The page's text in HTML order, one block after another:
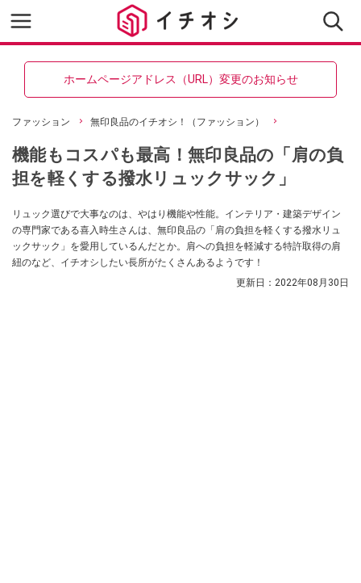
ホームページアドレス（URL）変更のお知らせ
ファッション 無印良品のイチオシ！（ファッション）
機能もコスパも最高！無印良品の「肩の負
担を軽くする撥水リュックサック」
リュック選びで大事なのは、やはり機能や性能。インテリア・建築デザイン
の専門家である喜入時生さんは、無印良品の「肩の負担を軽くする撥水リュ
ックサック」を愛用しているんだとか。肩への負担を軽減する特許取得の肩
紐のなど、イチオシしたい長所がたくさんあるようです！
更新日： 2022年08月30日